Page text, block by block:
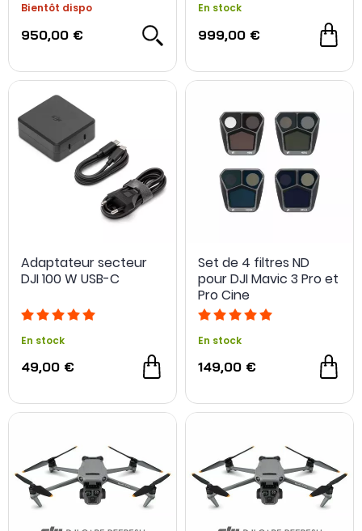
Bientôt dispo
950,00 €
En stock
999,00 €
Adaptateur secteur
DJI 100 W USB-C
En stock
49,00 €
Set de 4 filtres ND
pour DJI Mavic 3 Pro et
Pro Cine
En stock
149,00 €